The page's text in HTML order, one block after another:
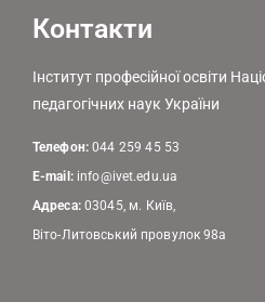
Контакти
Інститут професійної освіти
педагогічних наук України
Телефон:044 259 45 53
E-mail: info@ivet.edu.ua
Адреса:03045, м. Київ,
Віто-Литовський провулок 98а